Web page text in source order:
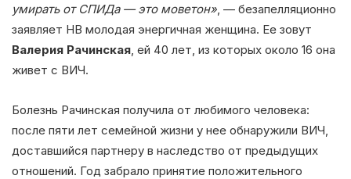
умирать от СПИДа — это моветон» , — безапелляционно
заявляет НВ молодая энергичная женщина. Ее зовут
Валерия Рачинская , ей 40 лет, из которых около 16 она
живет с ВИЧ.
Болезнь Рачинская получила от любимого человека:
после пяти лет семейной жизни у нее обнаружили ВИЧ,
доставшийся партнеру в наследство от предыдущих
отношений. Год забрало принятие положительного